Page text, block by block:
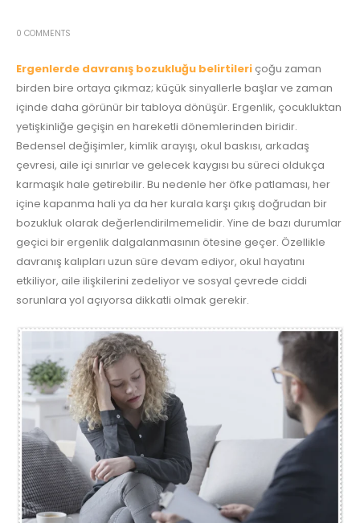
0 COMMENTS
Ergenlerde davranış bozukluğu belirtileri çoğu zaman
birden bire ortaya çıkmaz; küçük sinyallerle başlar ve zaman
içinde daha görünür bir tabloya dönüşür. Ergenlik, çocukluktan
yetişkinliğe geçişin en hareketli dönemlerinden biridir.
Bedensel değişimler, kimlik arayışı, okul baskısı, arkadaş
çevresi, aile içi sınırlar ve gelecek kaygısı bu süreci oldukça
karmaşık hale getirebilir. Bu nedenle her öfke patlaması, her
içine kapanma hali ya da her kurala karşı çıkış doğrudan bir
bozukluk olarak değerlendirilmemelidir. Yine de bazı durumlar
geçici bir ergenlik dalgalanmasının ötesine geçer. Özellikle
davranış kalıpları uzun süre devam ediyor, okul hayatını
etkiliyor, aile ilişkilerini zedeliyor ve sosyal çevrede ciddi
sorunlara yol açıyorsa dikkatli olmak gerekir.